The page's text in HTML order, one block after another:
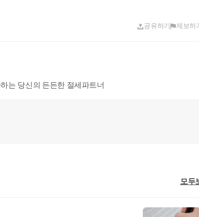
10℃이하로 냉각하여 보존할 수 있는 것이여야 하며, 그 내부에는 온도
공유하기 제보하
는 당신의 든든한 절세파트너
모두